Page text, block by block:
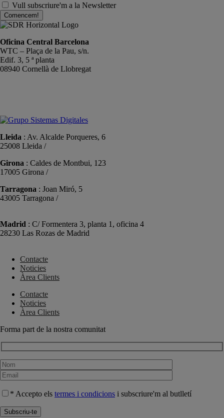
Vull subscriure'm a la Newsletter
Comencem!
Oficina Central Barcelona
WTC – Plaça de la Pau, s/n.
Edif. 3, 5 ª planta
08940 Cornellà de Llobregat
Lleida : Av. Alcalde Porqueres, 6
25008 Lleida /
Girona : Caldes de Montbui, 123
17005 Girona /
Tarragona : Joan Miró, 5
43005 Tarragona /
Madrid : C/ Formentera 3, planta 1, oficina 4
28230 Las Rozas de Madrid
Contacte
Noticies
Àrea Clients
Contacte
Noticies
Àrea Clients
Forma part de la nostra comunitat
* Accepto els termes i condicions i subscriure'm al butlletí